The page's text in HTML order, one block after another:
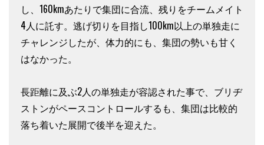
し、160kmあたりで集団に合流、残りをチームメイト
4人に託す。逃げ切りを目指し100km以上の単独走に
チャレンジしたが、体力的にも、集団の勢いも甘く
はなかった。
長距離に及ぶ2人の単独走が容認された事で、ブリヂ
ストンがペースコントロールするも、集団は比較的
落ち着いた展開で後半を迎えた。